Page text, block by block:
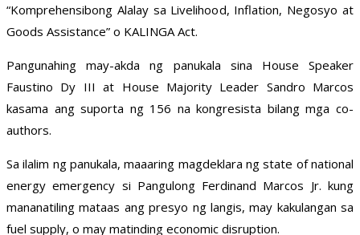
“Komprehensibong Alalay sa Livelihood, Inflation, Negosyo at
Goods Assistance” o KALINGA Act.
Pangunahing may-akda ng panukala sina House Speaker
Faustino Dy III at House Majority Leader Sandro Marcos
kasama ang suporta ng 156 na kongresista bilang mga co-
authors.
Sa ilalim ng panukala, maaaring magdeklara ng state of national
energy emergency si Pangulong Ferdinand Marcos Jr. kung
mananatiling mataas ang presyo ng langis, may kakulangan sa
fuel supply, o may matinding economic disruption.